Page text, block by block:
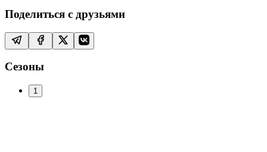
Поделиться с друзьями
Сезоны
1